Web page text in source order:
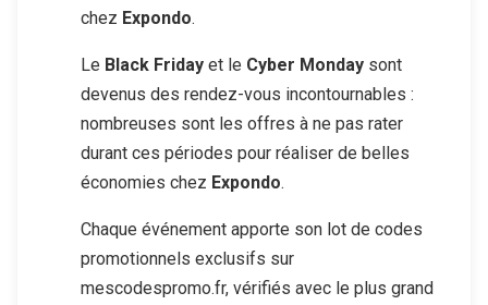
chez Expondo.
Le Black Friday et le Cyber Monday sont
devenus des rendez-vous incontournables :
nombreuses sont les offres à ne pas rater
durant ces périodes pour réaliser de belles
économies chez Expondo.
Chaque événement apporte son lot de codes
promotionnels exclusifs sur
mescodespromo.fr, vérifiés avec le plus grand